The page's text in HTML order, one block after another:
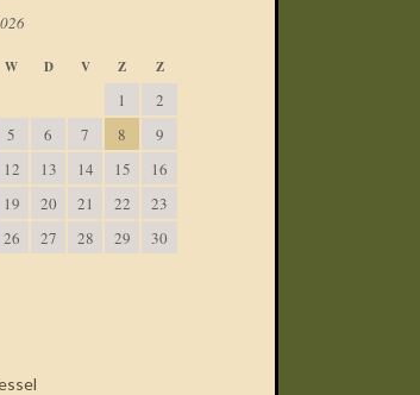
W D V Z Z
1
2
5 6 7 8
9
12 13 14 15
16
19 20 21 22
23
26 27 28 29
30